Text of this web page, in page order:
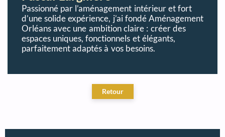
Passionné par l’aménagement intérieur et fort
d’une solide expérience, j’ai fondé Aménagement
Orléans avec une ambition claire : créer des
espaces uniques, fonctionnels et élégants,
parfaitement adaptés à vos besoins.